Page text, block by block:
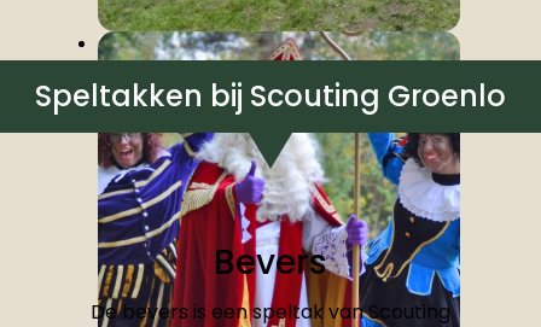
Slag om Grolle
Speltakken bij Scouting Groenlo
Bevers
De bevers is een speltak van Scouting